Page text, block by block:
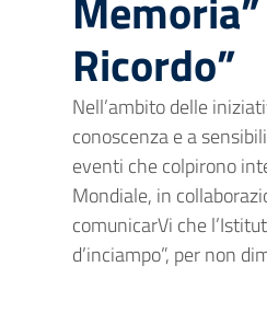
Ricordo”
Nell’ambito delle
conoscenza e a
eventi che colpirono
Mondiale, in
comunicarVi che
d’inciampo”, per non